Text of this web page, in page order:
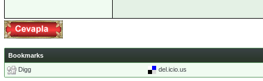
Bookmarks
Digg
del.icio.us